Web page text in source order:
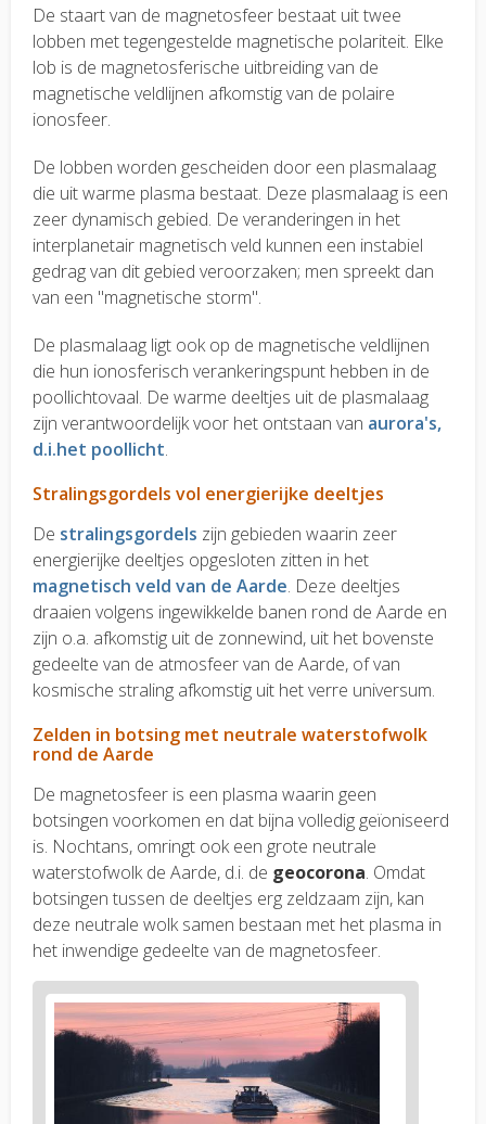
De staart van de magnetosfeer bestaat uit twee
lobben met tegengestelde magnetische polariteit. Elke
lob is de magnetosferische uitbreiding van de
magnetische veldlijnen afkomstig van de polaire
ionosfeer.
De lobben worden gescheiden door een plasmalaag
die uit warme plasma bestaat. Deze plasmalaag is een
zeer dynamisch gebied. De veranderingen in het
interplanetair magnetisch veld kunnen een instabiel
gedrag van dit gebied veroorzaken; men spreekt dan
van een "magnetische storm".
De plasmalaag ligt ook op de magnetische veldlijnen
die hun ionosferisch verankeringspunt hebben in de
poollichtovaal. De warme deeltjes uit de plasmalaag
zijn verantwoordelijk voor het ontstaan van aurora's,
d.i.het poollicht.
Stralingsgordels vol energierijke deeltjes
De stralingsgordels zijn gebieden waarin zeer
energierijke deeltjes opgesloten zitten in het
magnetisch veld van de Aarde. Deze deeltjes
draaien volgens ingewikkelde banen rond de Aarde en
zijn o.a. afkomstig uit de zonnewind, uit het bovenste
gedeelte van de atmosfeer van de Aarde, of van
kosmische straling afkomstig uit het verre universum.
Zelden in botsing met neutrale waterstofwolk
rond de Aarde
De magnetosfeer is een plasma waarin geen
botsingen voorkomen en dat bijna volledig geïoniseerd
is. Nochtans, omringt ook een grote neutrale
waterstofwolk de Aarde, d.i. de geocorona. Omdat
botsingen tussen de deeltjes erg zeldzaam zijn, kan
deze neutrale wolk samen bestaan met het plasma in
het inwendige gedeelte van de magnetosfeer.